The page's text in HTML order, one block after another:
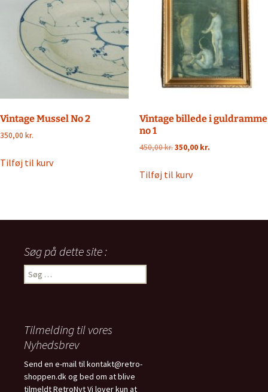
Vintage Mussel No 2
350,00 kr.
Tilføj til kurv
Vintage billede i guldramme
no 1
450,00kr.Den
pris
350,00 kr.Den
Tilføj til kurv
Søg på dette site :
Søg
efter:
Tilmelding til vores
Nyhedsbrev
Send en e-mail til kontakt@retro-
shoppen.dk og bed om at blive
tilmeldt RetroNyt Vi lover kun at